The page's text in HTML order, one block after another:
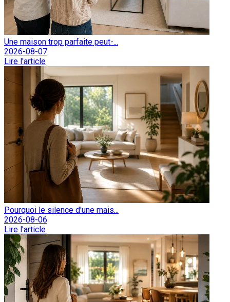
Une maison trop parfaite peut-...
2026-08-07
Lire l'article
Pourquoi le silence d'une mais...
2026-08-06
Lire l'article